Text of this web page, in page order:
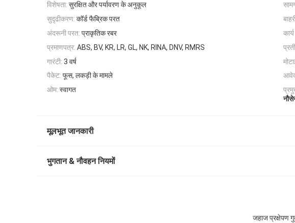
विशेषता: सुरक्षित और पर्यावरण के अनुकूल
सुदृढीकरण: कॉर्ड फैब्रिक परत
अंदरूनी परत: प्राकृतिक रबर
प्रमाणपत्र: ABS, BV, KR, LR, GL, NK, RINA, DNV, RMRS
गारंटी: 3 वर्ष
पैकेट: फूस, लकड़ी के मामले
ओम: स्वागत
मूलभूत जानकारी
भुगतान & नौवहन नियमों
जहाज प्रक्षेपण